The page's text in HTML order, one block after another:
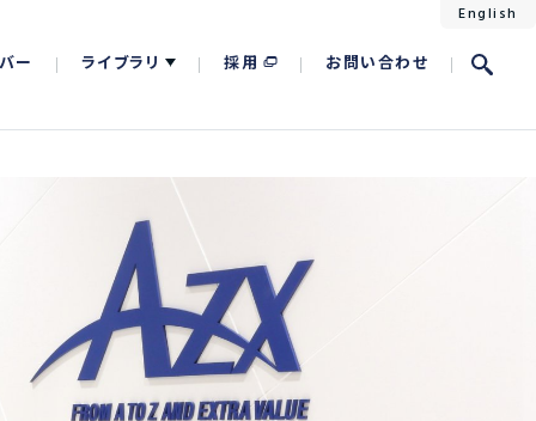
ー ライブラリ 採用 お問い合わせ
English